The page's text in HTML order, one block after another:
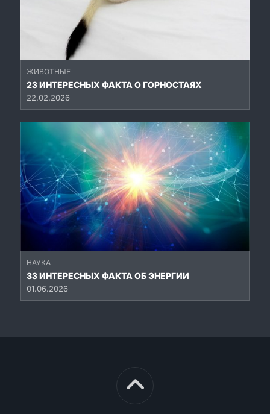
ЖИВОТНЫЕ
23 ИНТЕРЕСНЫХ ФАКТА О ГОРНОСТАЯХ
22.02.2026
НАУКА
33 ИНТЕРЕСНЫХ ФАКТА ОБ ЭНЕРГИИ
01.06.2026